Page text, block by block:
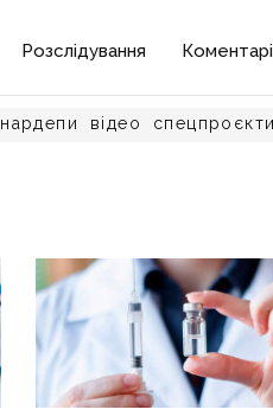
Розслідування
нардепи відео спецпроєкти